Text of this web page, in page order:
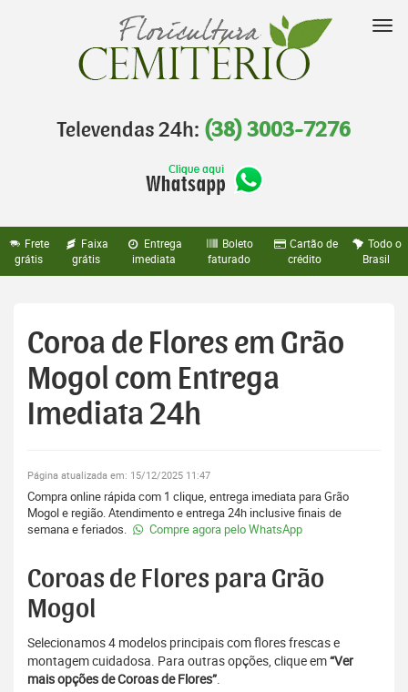
Televendas 24h: (38) 3003-7276
Frete
grátis
Faixa
grátis
Entrega
imediata
Boleto
faturado
Cartão de
crédito
Todo o
Brasil
Coroa de Flores em Grão
Mogol com Entrega
Imediata 24h
Página atualizada em: 15/12/2025 11:47
Compra online rápida com 1 clique, entrega imediata para Grão
Mogol e região. Atendimento e entrega 24h inclusive finais de
semana e feriados.
Compre agora pelo WhatsApp
Coroas de Flores para Grão
Mogol
Selecionamos 4 modelos principais com flores frescas e
montagem cuidadosa. Para outras opções, clique em“Ver
mais opções de Coroas de Flores”.